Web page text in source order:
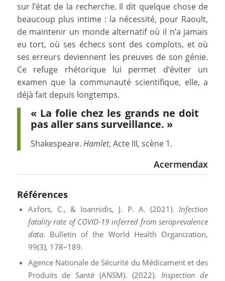
sur l’état de la recherche. Il dit quelque chose de
beaucoup plus intime : la nécessité, pour Raoult,
de maintenir un monde alternatif où il n’a jamais
eu tort, où ses échecs sont des complots, et où
ses erreurs deviennent les preuves de son génie.
Ce refuge rhétorique lui permet d’éviter un
examen que la communauté scientifique, elle, a
déjà fait depuis longtemps.
« La folie chez les grands ne doit
pas aller sans surveillance. »
Shakespeare. Hamlet, Acte III, scène 1.
Acermendax
Références
Axfors, C., & Ioannidis, J. P. A. (2021).Infection
fatality rate of COVID-19 inferred from seroprevalence
data. Bulletin of the World Health Organization,
99(3), 178–189.
Agence Nationale de Sécurité du Médicament et des
Produits de Santé (ANSM). (2022). Inspection de